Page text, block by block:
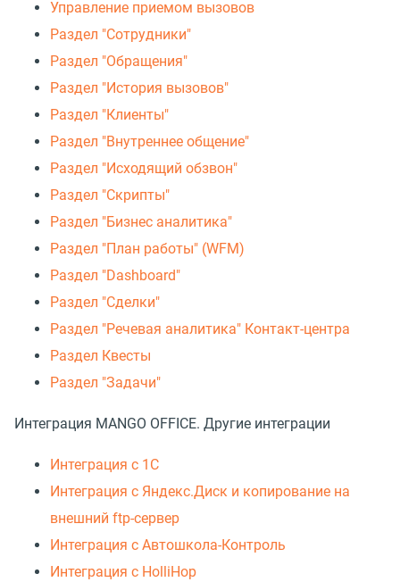
Управление приемом вызовов
Раздел "Сотрудники"
Раздел "Обращения"
Раздел "История вызовов"
Раздел "Клиенты"
Раздел "Внутреннее общение"
Раздел "Исходящий обзвон"
Раздел "Скрипты"
Раздел "Бизнес аналитика"
Раздел "План работы" (WFM)
Раздел "Dashboard"
Раздел "Сделки"
Раздел "Речевая аналитика" Контакт-центра
Раздел Квесты
Раздел "Задачи"
Интеграция MANGO OFFICE. Другие интеграции
Интеграция с 1С
Интеграция с Яндекс.Диск и копирование на
внешний ftp-сервер
Интеграция с Автошкола-Контроль
Интеграция с HolliHop